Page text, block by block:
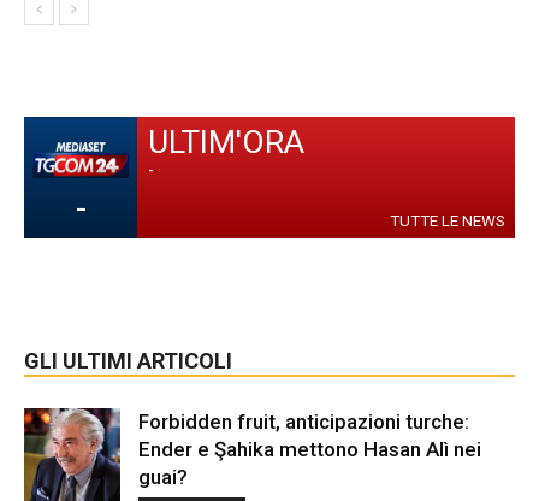
-
ULTIM'ORA
-
TUTTE LE NEWS
GLI ULTIMI ARTICOLI
Forbidden fruit, anticipazioni turche:
Ender e Şahika mettono Hasan Alì nei
guai?